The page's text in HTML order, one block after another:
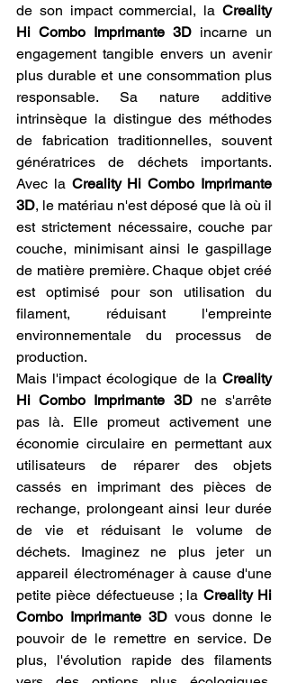
de son impact commercial, la Creality
Hi Combo Imprimante 3D incarne un
engagement tangible envers un avenir
plus durable et une consommation plus
responsable. Sa nature additive
intrinsèque la distingue des méthodes
de fabrication traditionnelles, souvent
génératrices de déchets importants.
Avec la Creality Hi Combo Imprimante
3D, le matériau n'est déposé que là où il
est strictement nécessaire, couche par
couche, minimisant ainsi le gaspillage
de matière première. Chaque objet créé
est optimisé pour son utilisation du
filament, réduisant l'empreinte
environnementale du processus de
production.
Mais l'impact écologique de la Creality
Hi Combo Imprimante 3D ne s'arrête
pas là. Elle promeut activement une
économie circulaire en permettant aux
utilisateurs de réparer des objets
cassés en imprimant des pièces de
rechange, prolongeant ainsi leur durée
de vie et réduisant le volume de
déchets. Imaginez ne plus jeter un
appareil électroménager à cause d'une
petite pièce défectueuse ; la Creality Hi
Combo Imprimante 3D vous donne le
pouvoir de le remettre en service. De
plus, l'évolution rapide des filaments